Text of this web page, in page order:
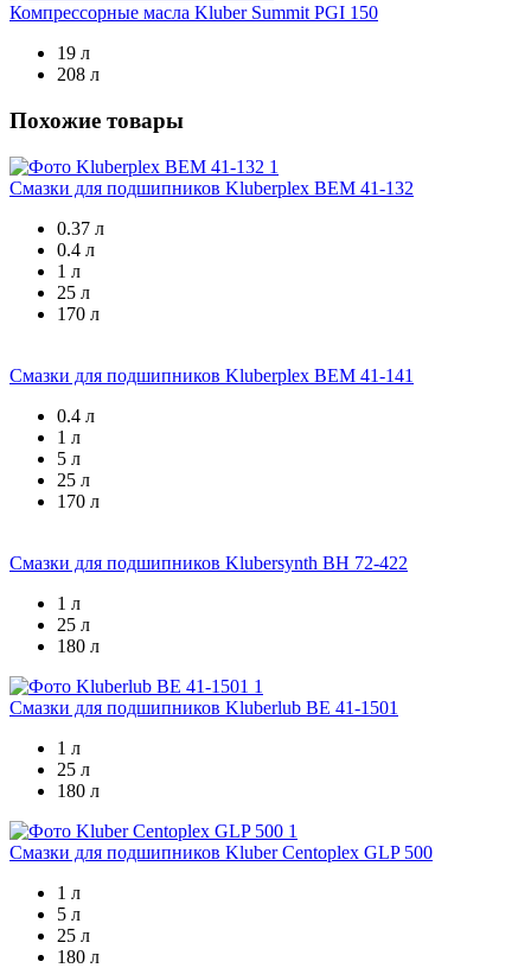
Компрессорные масла Kluber Summit PGI 150
19 л
208 л
Похожие товары
Смазки для подшипников Kluberplex BEM 41-132
0.37 л
0.4 л
1 л
25 л
170 л
Смазки для подшипников Kluberplex BEM 41-141
0.4 л
1 л
5 л
25 л
170 л
Смазки для подшипников Klubersynth BH 72-422
1 л
25 л
180 л
Смазки для подшипников Kluberlub BE 41-1501
1 л
25 л
180 л
Смазки для подшипников Kluber Centoplex GLP 500
1 л
5 л
25 л
180 л